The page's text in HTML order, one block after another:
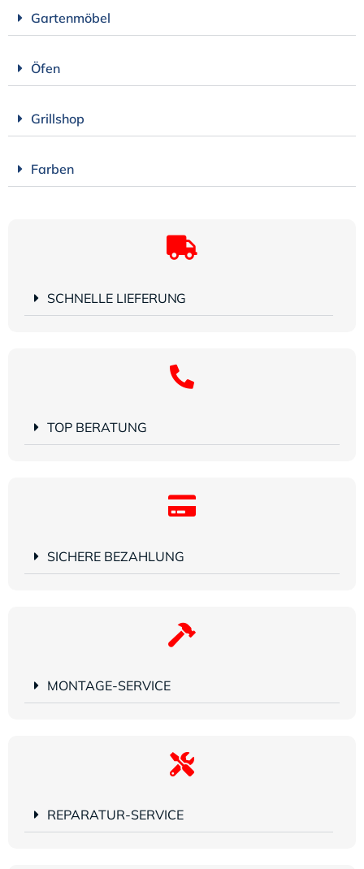
Gartenmöbel
Öfen
Grillshop
Farben
SCHNELLE LIEFERUNG
TOP BERATUNG
SICHERE BEZAHLUNG
MONTAGE-SERVICE
REPARATUR-SERVICE